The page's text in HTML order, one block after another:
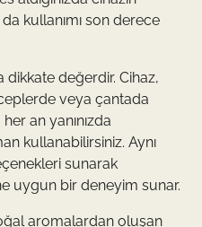
kullanımı son derece
dikkate değerdir. Cihaz,
veya çantada
an yanınızda
kullanabilirsiniz. Aynı
sunarak
uygun bir deneyim sunar.
aromalardan oluşan